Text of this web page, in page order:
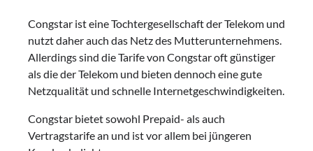
Congstar ist eine Tochtergesellschaft der Telekom und
nutzt daher auch das Netz des Mutterunternehmens.
Allerdings sind die Tarife von Congstar oft günstiger
als die der Telekom und bieten dennoch eine gute
Netzqualität und schnelle Internetgeschwindigkeiten.
Congstar bietet sowohl Prepaid- als auch
Vertragstarife an und ist vor allem bei jüngeren